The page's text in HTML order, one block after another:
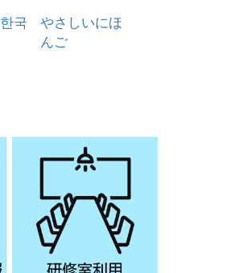
한국
やさしいにほ
んご